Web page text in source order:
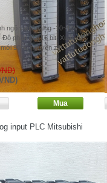
ngõ vào Analog -10~10V
Độ phân giải 16 bit. Xuất xứ:
90%, nguyên zin.
input PLC Mitsubishi